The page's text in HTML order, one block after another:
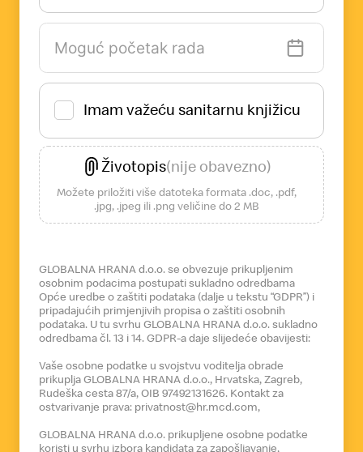
Imam važeću sanitarnu knjižicu
Životopis(nije obavezno)
Možete priložiti više datoteka formata .doc, .pdf,
.jpg, .jpeg ili .png veličine do 2 MB
GLOBALNA HRANA d.o.o. se obvezuje prikupljenim
osobnim podacima postupati sukladno odredbama
Opće uredbe o zaštiti podataka (dalje u tekstu “GDPR”) i
pripadajućih primjenjivih propisa o zaštiti osobnih
podataka. U tu svrhu GLOBALNA HRANA d.o.o. sukladno
odredbama čl. 13 i 14. GDPR-a daje slijedeće obavijesti:
Vaše osobne podatke u svojstvu voditelja obrade
prikuplja GLOBALNA HRANA d.o.o., Hrvatska, Zagreb,
Rudeška cesta 87/a, OIB 97492131626. Kontakt za
ostvarivanje prava: privatnost@hr.mcd.com,
GLOBALNA HRANA d.o.o. prikupljene osobne podatke
koristi u svrhu izbora kandidata za zapošljavanje,